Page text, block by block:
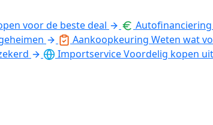
voor de beste deal Autofinanciering
Aankoopkeuring Weten wat
ImportserviceVoordelig kopen